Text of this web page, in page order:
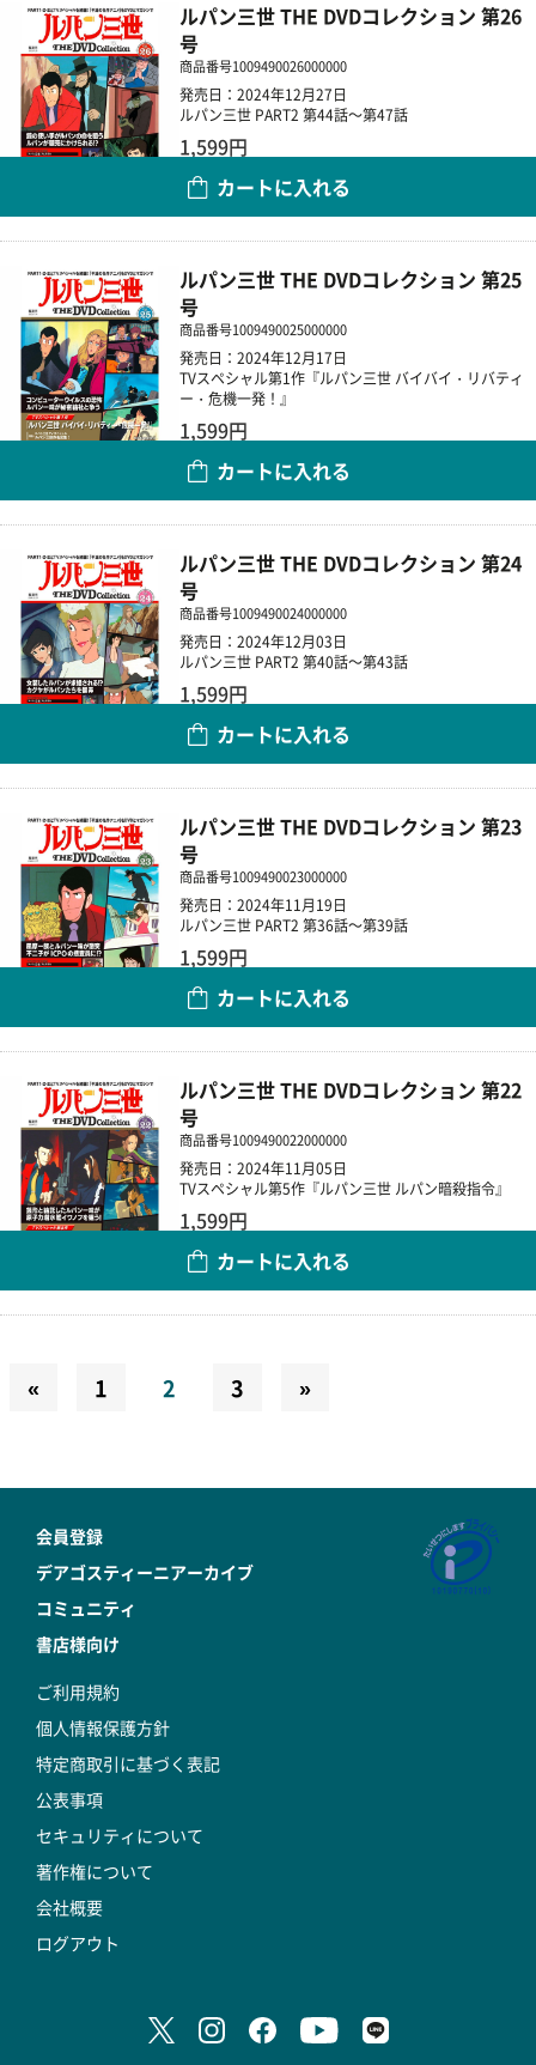
ルパン三世 THE DVDコレクション 第26
号
商品番号1009490026000000
発売日：2024年12月27日
ルパン三世 PART2 第44話～第47話
1,599円
カートに入れる
ルパン三世 THE DVDコレクション 第25
号
商品番号1009490025000000
発売日：2024年12月17日
TVスペシャル第1作『ルパン三世 バイバイ・リバティ
ー・危機一発！』
1,599円
カートに入れる
ルパン三世 THE DVDコレクション 第24
号
商品番号1009490024000000
発売日：2024年12月03日
ルパン三世 PART2 第40話～第43話
1,599円
カートに入れる
ルパン三世 THE DVDコレクション 第23
号
商品番号1009490023000000
発売日：2024年11月19日
ルパン三世 PART2 第36話～第39話
1,599円
カートに入れる
ルパン三世 THE DVDコレクション 第22
号
商品番号1009490022000000
発売日：2024年11月05日
TVスペシャル第5作『ルパン三世 ルパン暗殺指令』
1,599円
カートに入れる
« 1 2 3 »
会員登録
デアゴスティーニアーカイブ
コミュニティ
書店様向け
ご利用規約
個人情報保護方針
特定商取引に基づく表記
公表事項
セキュリティについて
著作権について
会社概要
ログアウト